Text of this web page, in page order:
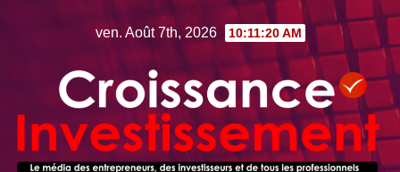
ven. Août 7th, 2026 10:11:21 AM